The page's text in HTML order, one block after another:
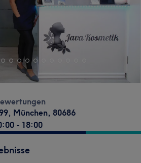
, München, 80686
- 18:00